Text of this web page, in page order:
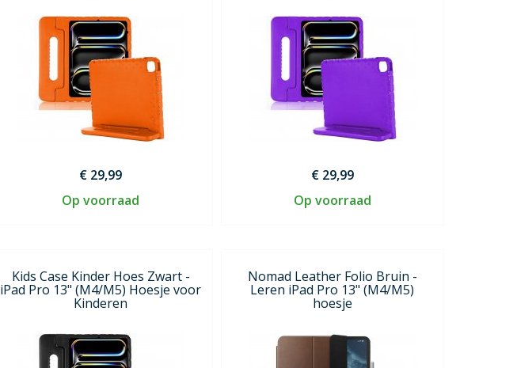
€ 29,99
Op voorraad
€ 29,99
Op voorraad
Kids Case Kinder Hoes Zwart -
iPad Pro 13" (M4/M5) Hoesje voor
Kinderen
Nomad Leather Folio Bruin -
Leren iPad Pro 13" (M4/M5)
hoesje